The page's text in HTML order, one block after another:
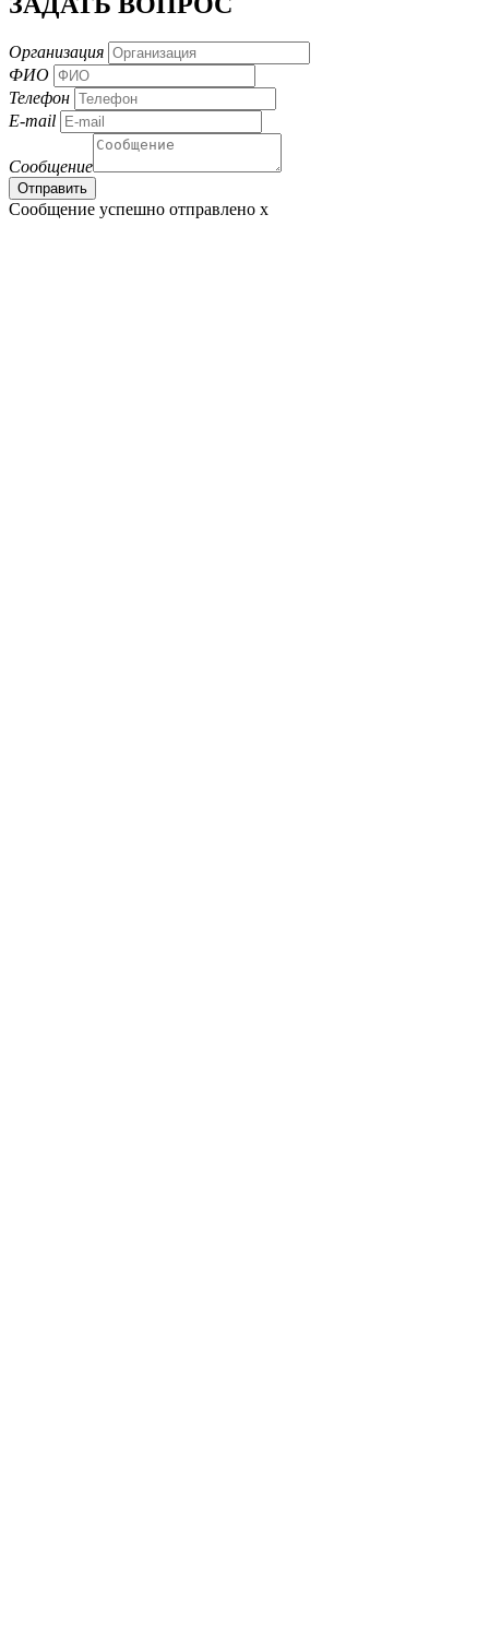
Организация
ФИО
Телефон
E-mail
Сообщение
Сообщение успешно отправлено x